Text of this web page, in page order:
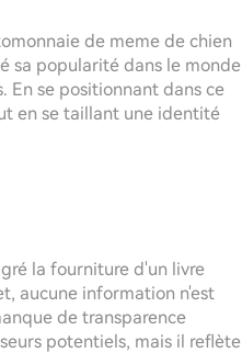
de meme de chien
sa popularité dans le monde
se positionnant dans ce
en se taillant une identité
la fourniture d'un livre
aucune information n'est
de transparence
potentiels, mais il reflète